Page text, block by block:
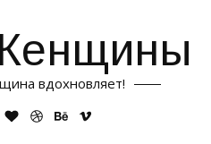
вдохновляет!